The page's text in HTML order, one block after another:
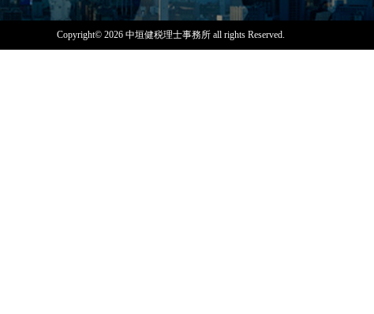
Copyright© 2026 中垣健税理士事務所 all rights Reserved.